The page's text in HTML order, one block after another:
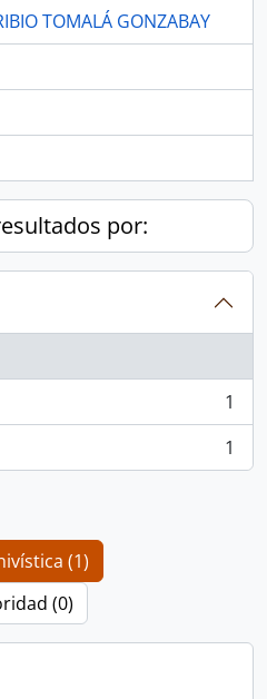
TOMALÁ GONZABAY
por:
1
1
(1)
(0)